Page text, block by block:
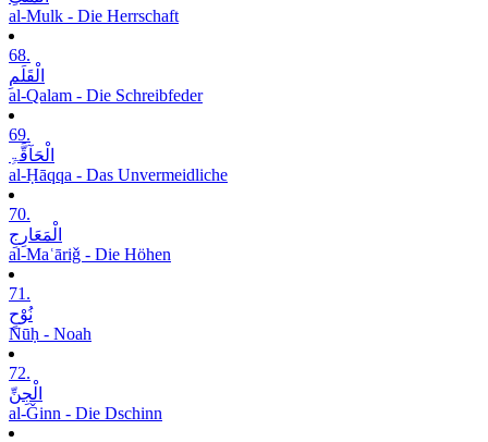
al-Mulk - Die Herrschaft
68.
الْقَلَمِ
al-Qalam - Die Schreibfeder
69.
الْحَآقَّۃِ
al-Ḥāqqa - Das Unvermeidliche
70.
الْمَعَارِجِ
al-Maʿāriǧ - Die Höhen
71.
نُوْحٍ
Nūḥ - Noah
72.
الْجِنِّ
al-Ǧinn - Die Dschinn